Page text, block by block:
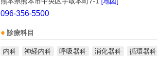
096-356-5500
診療科目
内科 神経内科 呼吸器科 消化器科 循環器科